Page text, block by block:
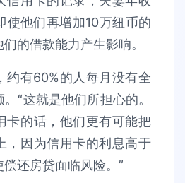
使他们再增加10万纽币的
的借款能力产生影响。
约有60%的人每月没有全
“这就是他们所担心的。
卡的话，他们更有可能把
，因为信用卡的利息高于
还房贷面临风险。”